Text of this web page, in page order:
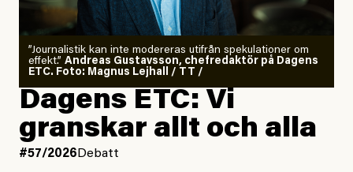
”Journalistik kan inte modereras utifrån spekulationer om
effekt.” Andreas Gustavsson, chefredaktör på Dagens
ETC. Foto: Magnus Lejhall / TT /
Dagens ETC: Vi
granskar allt och alla
#57/2026 Debatt